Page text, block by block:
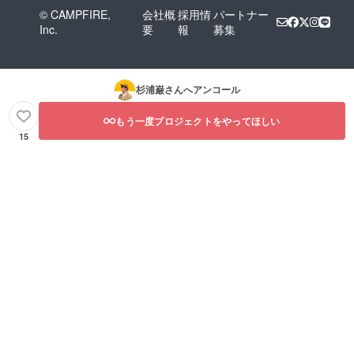
© CAMPFIRE,
Inc.
会社概
要
採用情
報
パートナー
募集
杉浦巌さんへアンコール
15
もう一度プロジェクトをやってほしい